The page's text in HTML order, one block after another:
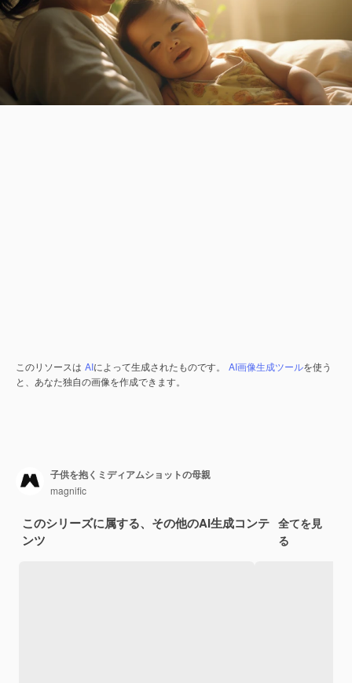
このリソースは AIによって生成されたものです。 AI画像生成ツールを使う
と、あなた独自の画像を作成できます。
子供を抱くミディアムショットの母親
magnific
このシリーズに属する、その他のAI生成コンテ
ンツ
全てを見
る